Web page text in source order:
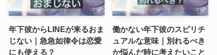
年下彼からLINEが来るおま
じない｜急急如律令は恋愛
にも使える？
働かない年下彼のスピリチ
ュアルな意味｜別れるべき
か悩んだ時に考えたいこと